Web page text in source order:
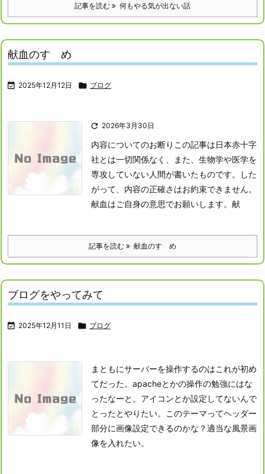
記事を読む 何もやる気が出ない話
献血のすゝめ
 2025年12月12日  ブログ
 2026年3月30日
内容についてのお断り この記事は日本赤十字
社とは一切関係なく、また、生物学や医学を
専攻していない人間が書いたものです。した
がって、内容の正確さはお約束できません。
献血はご自身の意思でお願いします。 献
記事を読む 献血のすゝめ
ブログをやってみて
 2025年12月11日  ブログ
まともにサーバーを操作するのはこれが初め
てだった。apacheとかの操作の勉強にはな
ったなーと。アイコンとか設定してないんで
とったとやりたい。このテーマってヘッダー
部分に画像設定できるのかな？適当な風景画
像を入れたい。